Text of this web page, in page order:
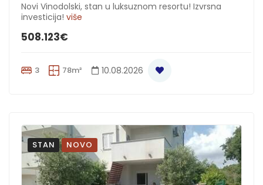
Novi Vinodolski, stan u luksuznom resortu! Izvrsna
investicija! više
508.123€
3 78m² 10.08.2026
STAN NOVO